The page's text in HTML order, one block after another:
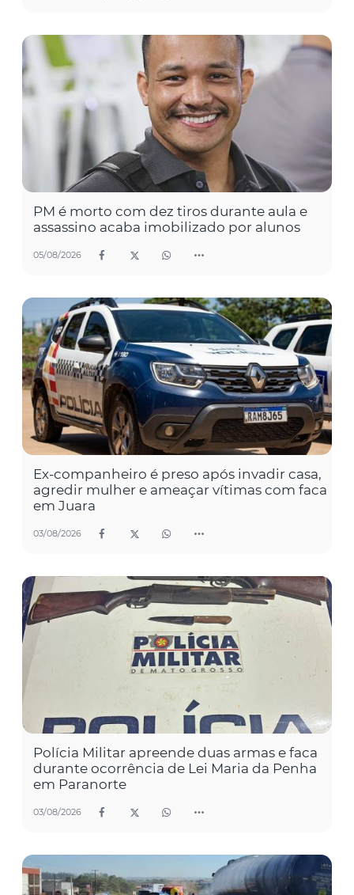
PM é morto com dez tiros durante aula e
assassino acaba imobilizado por alunos
05/08/2026
Ex-companheiro é preso após invadir casa,
agredir mulher e ameaçar vítimas com faca
em Juara
03/08/2026
Polícia Militar apreende duas armas e faca
durante ocorrência de Lei Maria da Penha
em Paranorte
03/08/2026